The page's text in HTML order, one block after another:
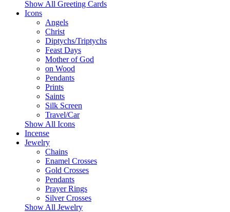
Show All Greeting Cards
Icons
Angels
Christ
Diptychs/Triptychs
Feast Days
Mother of God
on Wood
Pendants
Prints
Saints
Silk Screen
Travel/Car
Show All Icons
Incense
Jewelry
Chains
Enamel Crosses
Gold Crosses
Pendants
Prayer Rings
Silver Crosses
Show All Jewelry